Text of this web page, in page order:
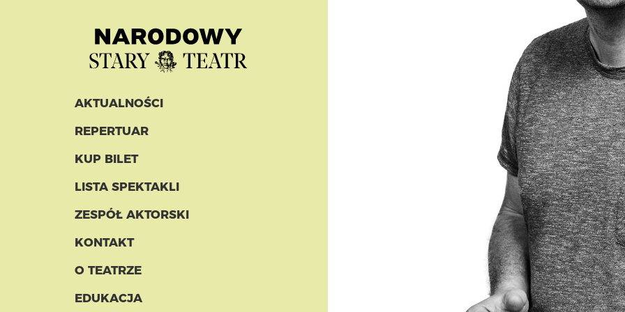
AKTUALNOŚCI
REPERTUAR
KUP BILET
LISTA SPEKTAKLI
ZESPÓŁ AKTORSKI
KONTAKT
O TEATRZE
EDUKACJA